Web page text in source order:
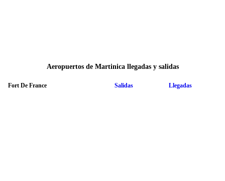
Aeropuertos de Martinica llegadas y salidas
Fort De France Salidas Llegadas